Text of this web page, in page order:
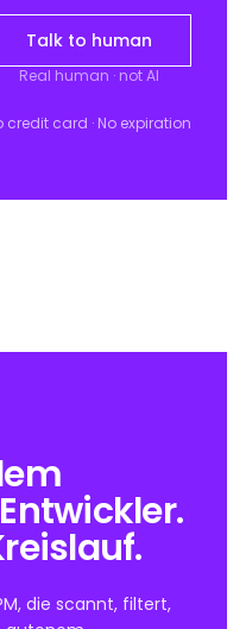
Talk to human
Real human · not AI
credit card · No expiration
die scannt, filtert,